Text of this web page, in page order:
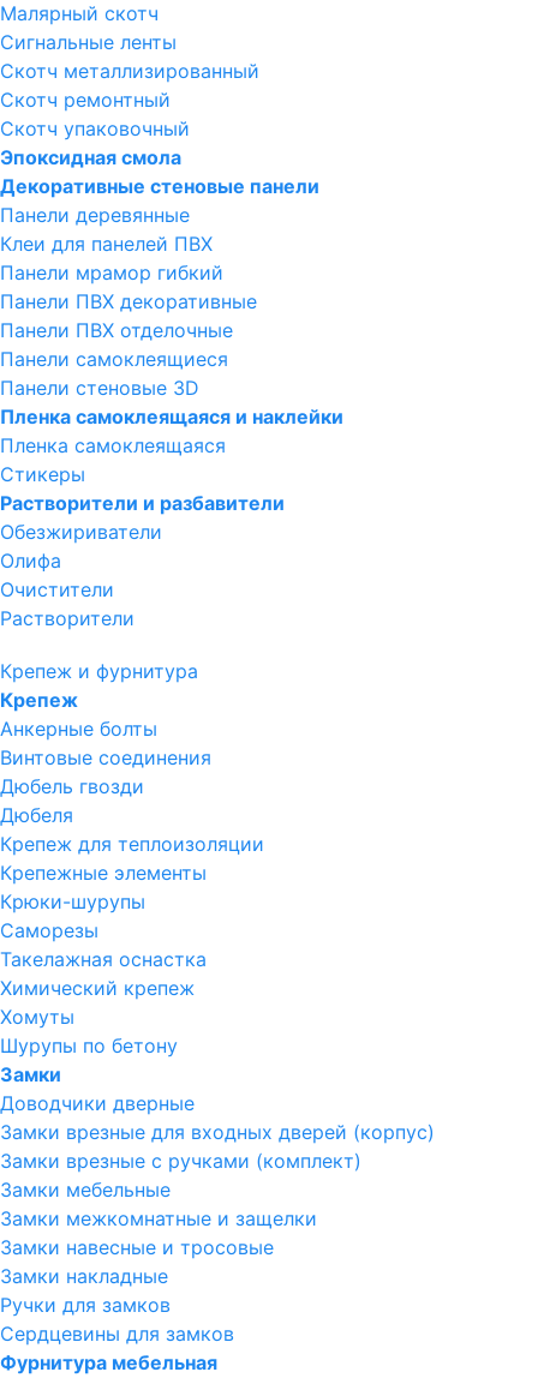
Малярный скотч
Сигнальные ленты
Скотч металлизированный
Скотч ремонтный
Скотч упаковочный
Эпоксидная смола
Декоративные стеновые панели
Панели деревянные
Клеи для панелей ПВХ
Панели мрамор гибкий
Панели ПВХ декоративные
Панели ПВХ отделочные
Панели самоклеящиеся
Панели стеновые 3D
Пленка самоклеящаяся и наклейки
Пленка самоклеящаяся
Стикеры
Растворители и разбавители
Обезжириватели
Олифа
Очистители
Растворители
Крепеж и фурнитура
Крепеж
Анкерные болты
Винтовые соединения
Дюбель гвозди
Дюбеля
Крепеж для теплоизоляции
Крепежные элементы
Крюки-шурупы
Саморезы
Такелажная оснастка
Химический крепеж
Хомуты
Шурупы по бетону
Замки
Доводчики дверные
Замки врезные для входных дверей (корпус)
Замки врезные с ручками (комплект)
Замки мебельные
Замки межкомнатные и защелки
Замки навесные и тросовые
Замки накладные
Ручки для замков
Сердцевины для замков
Фурнитура мебельная